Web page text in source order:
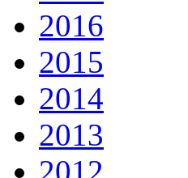
2016
2015
2014
2013